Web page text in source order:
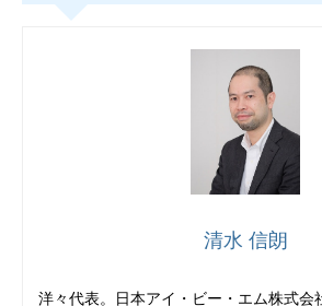
清水 信朗
洋々代表。日本アイ・ビー・エム株式会